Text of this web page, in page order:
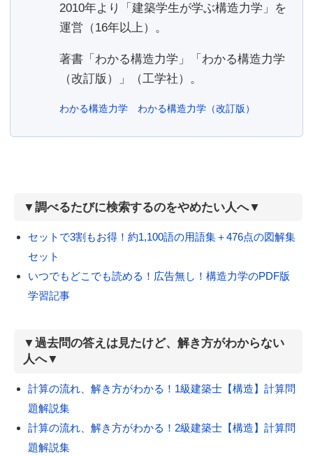
2010年より「建築学生が学ぶ構造力学」を
運営（16年以上）。
著書「わかる構造力学」「わかる構造力学
（改訂版）」（工学社）。
わかる構造力学 わかる構造力学（改訂版）
▼調べるたびに検索するのをやめたい人へ▼
セットで3割もお得！約1,100語の用語集＋476点の図解集
セット
いつでもどこでも読める！広告無し！構造力学のPDF版
学習記事
▼過去問の答えは見たけど、解き方がわからない
人へ▼
計算の流れ、解き方がわかる！1級建築士【構造】計算問
題解説集
計算の流れ、解き方がわかる！2級建築士【構造】計算問
題解説集